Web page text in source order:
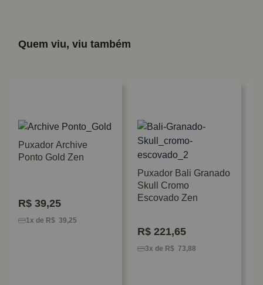
Quem viu, viu também
Puxador Archive
Ponto Gold Zen
R$ 39,25
1x de R$ 39,25
Puxador Bali Granado
Skull Cromo
Escovado Zen
R$ 221,65
3x de R$ 73,88